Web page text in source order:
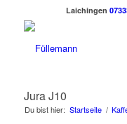
Laichingen
Jura J10
Du bist hier: Startseite /